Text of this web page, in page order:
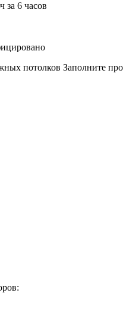
за 6 часов
потолков Заполните